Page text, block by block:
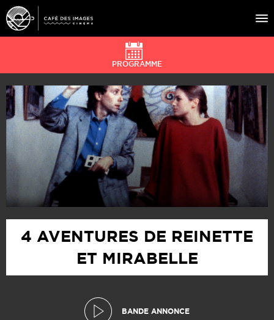
À L’AFFICHE
ÉVÉNEMENTS
CAFÉ DU CINÉ
PRATIQUE
ÉDUCATION AUX IMAGES
4 AVENTURES DE REINETTE
ET MIRABELLE
BANDE ANNONCE
PROGRAMME